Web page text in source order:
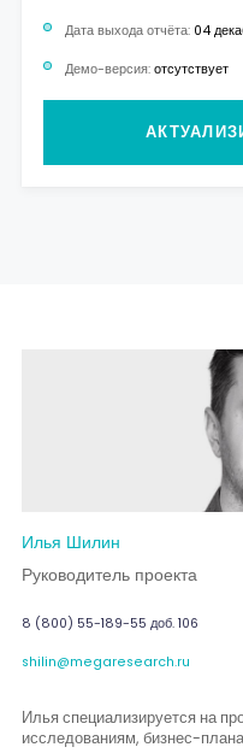
Дата выхода отчёта: 04
Демо-версия: отсутствует
Илья Шилин
Руководитель проекта
8 (800) 55-189-55 доб. 106
shilin@megaresearch.ru
Илья специализируется на
исследованиям, бизнес-